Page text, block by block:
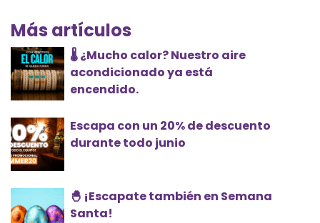
Más artículos
🌡️ ¿Mucho calor? Nuestro aire
acondicionado ya está
encendido.
Escapa con un 20% de descuento
durante todo junio
🐣 ¡Escapate también en Semana
Santa!